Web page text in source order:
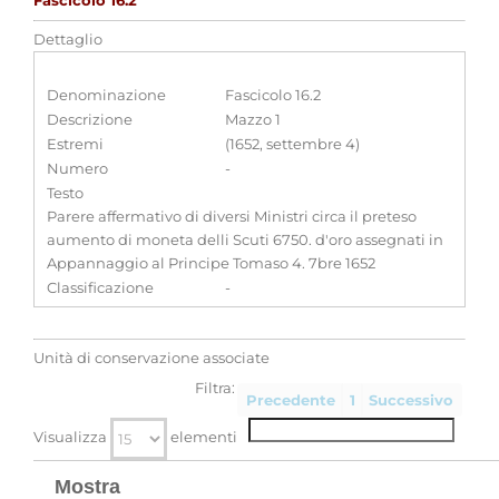
Dettaglio
Denominazione
Fascicolo 16.2
Descrizione
Mazzo 1
Estremi
(1652, settembre 4)
Numero
-
Testo
Parere affermativo di diversi Ministri circa il preteso
aumento di moneta delli Scuti 6750. d'oro assegnati in
Appannaggio al Principe Tomaso 4. 7bre 1652
Classificazione
-
Unità di conservazione associate
Precedente 1 Successivo
Visualizza elementi
Filtra:
Mostra